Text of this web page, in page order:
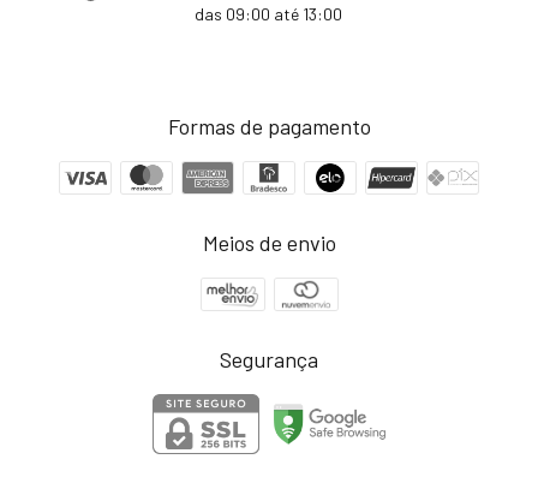
das 09:00 até 13:00
Formas de pagamento
Meios de envio
Segurança